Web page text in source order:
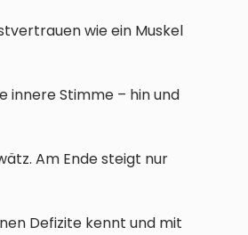
wie ein Muskel
innere Stimme – hin und
Am Ende steigt nur
Defizite kennt und mit